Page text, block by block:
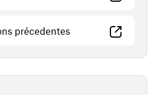
précedentes(ouvre une